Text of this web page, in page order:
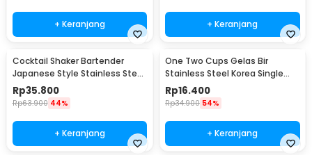
+ Keranjang + Keranjang
Cocktail Shaker Bartender
Japanese Style Stainless Steel
200ml
Rp35.800
Rp63.900 44%
+ Keranjang
One Two Cups Gelas Bir
Stainless Steel Korea Single
Wall Glass 180ml - J070
Rp16.400
Rp34.900 54%
+ Keranjang